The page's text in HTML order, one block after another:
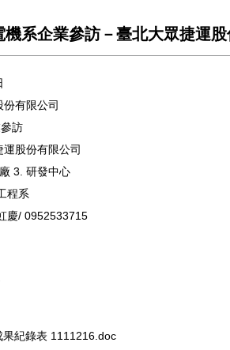
機系企業參訪－臺北大眾捷運股
有限公司
訪
股份有限公司
3. 研發中心
程系
慶/ 0952533715
紀錄表 1111216.doc